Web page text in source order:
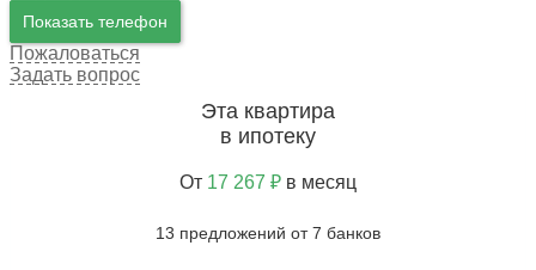
Показать телефон
Пожаловаться
Задать вопрос
Эта квартира
в ипотеку
От 17 267 ₽ в месяц
13 предложений от 7 банков